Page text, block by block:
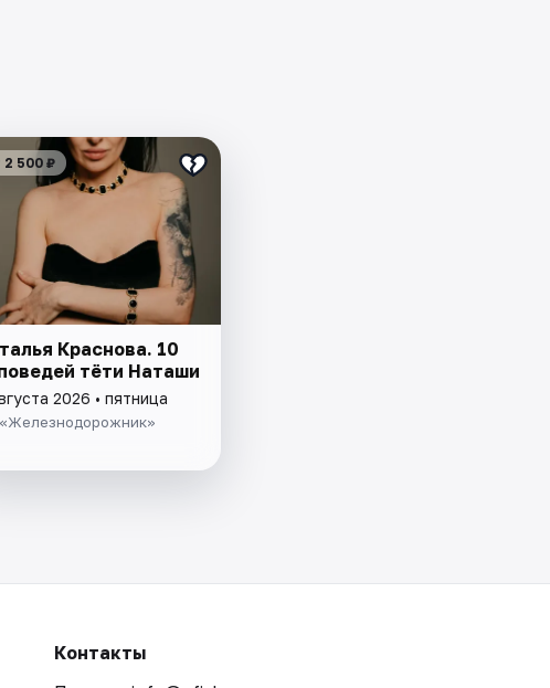
2 500 ₽
Краснова. 10
тёти Наташи
2026 • пятница
Контакты